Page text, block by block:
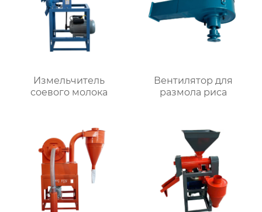
Измельчитель
соевого молока
Вентилятор для
размола риса